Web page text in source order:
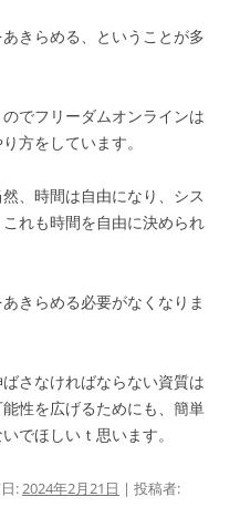
きらめる、ということが多
でフリーダムオンラインは
方をしています。
、時間は自由になり、シス
れも時間を自由に決められ
きらめる必要がなくなりま
さなければならない資質は
性を広げるためにも、簡単
でほしいｔ思います。
:2024年2月21日 | 投稿者: